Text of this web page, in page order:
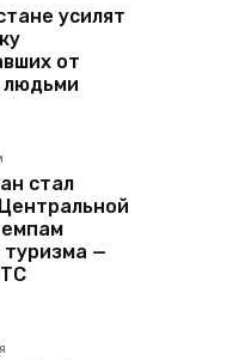
усилят
от
людьми
стал
туризма —